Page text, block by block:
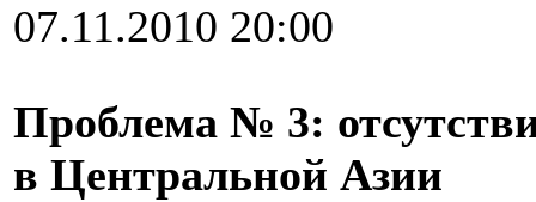
07.11.2010 20:00
Проблема № 3:
в Центральной Азии